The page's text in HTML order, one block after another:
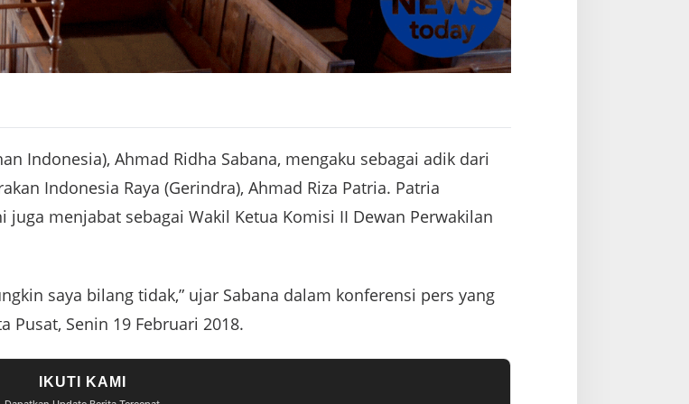
Indonesia), Ahmad Ridha Sabana, mengaku sebagai adik dari
Indonesia Raya (Gerindra), Ahmad Riza Patria. Patria
menjabat sebagai Wakil Ketua Komisi II Dewan Perwakilan
saya bilang tidak,” ujar Sabana dalam konferensi pers yang
Pusat, Senin 19 Februari 2018.
IKUTI KAMI